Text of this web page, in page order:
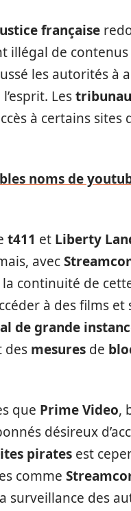
française
illégal de
les autorités à
Les
à certains sites
noms de
t411 et Liberty
avec
continuité de
à des films
de grande
des mesures de
que Prime Video,
désireux
pirates est
comme
surveillance des